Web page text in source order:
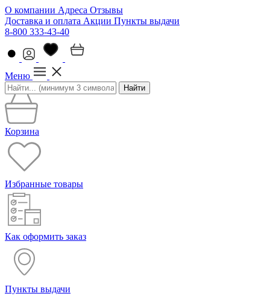
О компании Адреса Отзывы
Доставка и оплата Акции Пункты выдачи
8-800 333-43-40
Меню
Найти
Корзина
Избранные товары
Как оформить заказ
Пункты выдачи